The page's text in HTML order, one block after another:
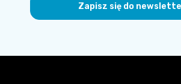
Zapisz się do